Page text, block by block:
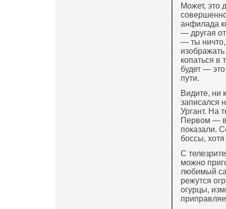
Может, это
анфилада
— другая
— ты ничто,
копаться в
будет —
пути.
Видите, ни
записался
Ургант. На
Первом —
показали.
боссы,
С
можно
любимый
режутся
огурцы,